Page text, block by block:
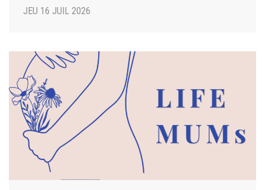
JEU 16 JUIL 2026